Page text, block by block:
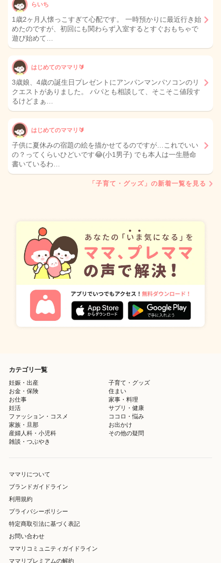
らいち
1歳2ヶ月人懐っこすぎて心配です。 一時預かりに最近行き始
めたのですが、初回にも関わらず入室するとすぐおもちゃで
遊び始めて…
はじめてのママリ🔰
3歳娘、4歳の誕生日プレゼントにアンパンマンパソコンのリ
クエストがありました。 パパとも相談して、そこそこ値段す
るけどまぁ…
はじめてのママリ🔰
子供に夏休みの宿題の絵を描かせてるのですが…これでいい
の？ってくらいひどいです😂(小1男子) でも本人は一生懸命
書いているわ…
「子育て・グッズ」の新着一覧を見る
カテゴリ一覧
妊娠・出産
子育て・グッズ
お金・保険
住まい
お仕事
家事・料理
妊活
サプリ・健康
ファッション・コスメ
ココロ・悩み
家族・旦那
お出かけ
産婦人科・小児科
その他の疑問
雑談・つぶやき
ママリについて
ブランドガイドライン
利用規約
プライバシーポリシー
特定商取引法に基づく表記
お問い合わせ
ママリコミュニティガイドライン
ママリプレミアムの解約